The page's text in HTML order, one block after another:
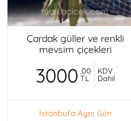
Çardak güller ve renkli
mevsim çiçekleri
3000 ,00
TL
KDV
Dahil
İstanbul'a Aynı Gün